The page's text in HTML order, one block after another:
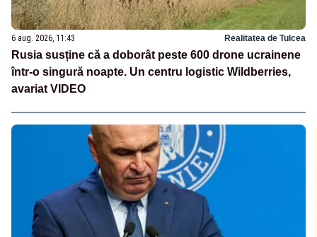
6 aug. 2026, 11:43 Realitatea de Tulcea
Rusia susține că a doborât peste 600 drone ucrainene
într-o singură noapte. Un centru logistic Wildberries,
avariat VIDEO